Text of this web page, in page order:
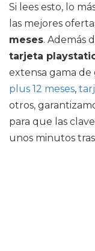
Si lees esto, lo
las mejores
meses. Además
tarjeta
extensa gama de
plus 12 meses,
otros,
para que las
unos minutos